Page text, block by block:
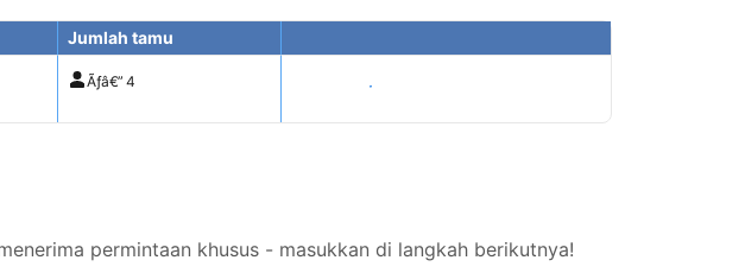
Jumlah tamu
Ãƒâ€” 4 Tampilkan harga
permintaan khusus - masukkan di langkah berikutnya!